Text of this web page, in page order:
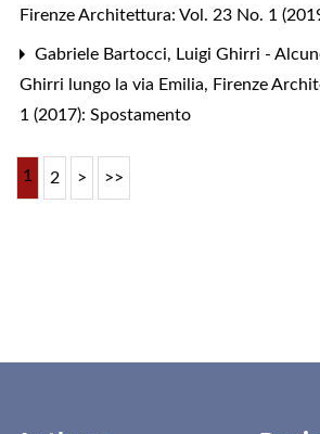
Firenze Architettura: Vol. 23 No. 1
Gabriele Bartocci, Luigi Ghirri -
Ghirri lungo la via Emilia, Firenze
1 (2017): Spostamento
1 2 > >>